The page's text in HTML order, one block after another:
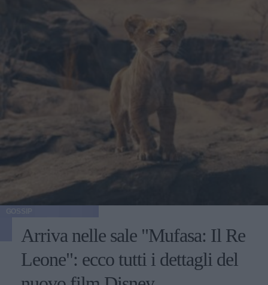
Arriva nelle sale "Mufasa: Il Re
Leone": ecco tutti i dettagli del